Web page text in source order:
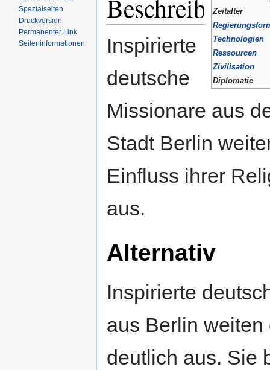
Zeitalter
Technologien
Ressourcen
Zivilisation
Diplomatie
Beschreibung
Inspirierte
deutsche
Missionare aus
Stadt Berlin
Einfluss ihrer
aus.
Alternativ
Inspirierte
aus Berlin
deutlich aus. Sie
Spezialseiten
Druckversion
Permanenter Link
Seiten­informationen